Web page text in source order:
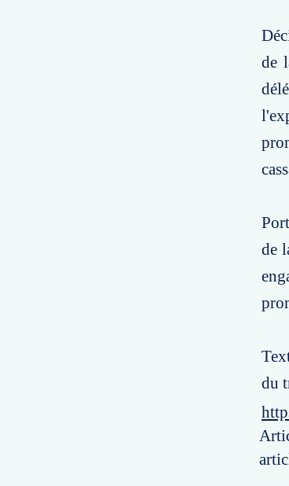
de
de
du